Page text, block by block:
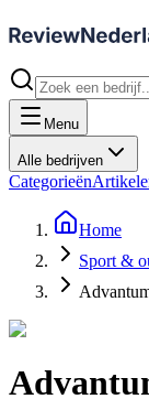
Menu
Alle bedrijven
Categorieën
Home
Sport &